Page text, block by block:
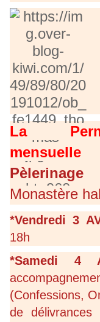
La
mensuelle
Monastère
*Vendredi 3
18h
*Samedi 4
(Confessions,
de